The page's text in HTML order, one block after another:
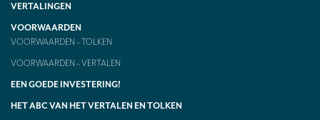
VERTALINGEN
VOORWAARDEN
VOORWAARDEN – TOLKEN
VOORWAARDEN – VERTALEN
EEN GOEDE INVESTERING!
HET ABC VAN HET VERTALEN EN TOLKEN